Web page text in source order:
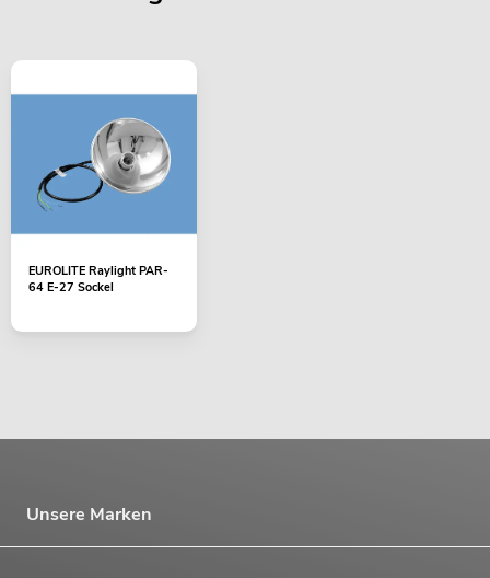
EUROLITE Raylight PAR-
64 E-27 Sockel
Unsere Marken